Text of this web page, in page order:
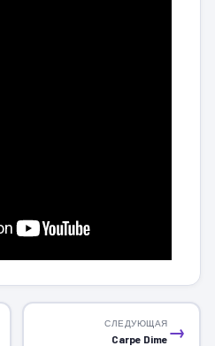
→
СЛЕДУЮЩАЯ
Carpe Dime